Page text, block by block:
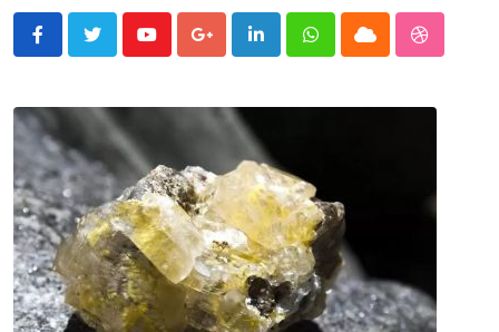
YoutubeGoogle+LinkedInWhatsappCloud